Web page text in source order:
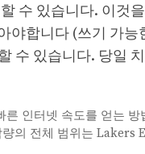
수 있습니다. 이것
야합니다 (쓰기 가
수 있습니다. 당일
른 인터넷 속도를 얻는 방
의 전체 범위는 Lakers